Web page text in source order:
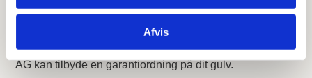
Afvis
Gulve med garanti
AG kan tilbyde en garantiordning på dit gulv.